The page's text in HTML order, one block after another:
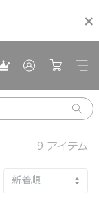
9 アイテム